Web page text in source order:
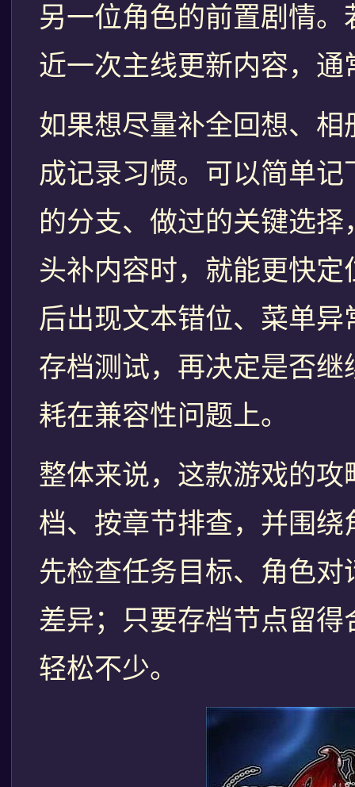
另一位角色的前置剧情
近一次主线更新内容，
如果想尽量补全回想、
成记录习惯。可以简单
的分支、做过的关键选
头补内容时，就能更快
后出现文本错位、菜单
存档测试，再决定是否
耗在兼容性问题上。
整体来说，这款游戏的
档、按章节排查，并围
先检查任务目标、角色
差异；只要存档节点留
轻松不少。